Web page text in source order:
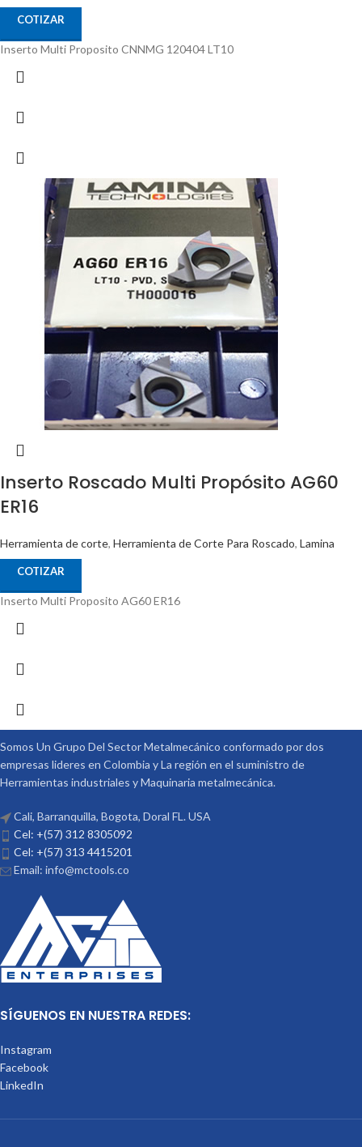
COTIZAR
Inserto Multi Proposito CNNMG 120404 LT10
Inserto Roscado Multi Propósito AG60
ER16
Herramienta de corte, Herramienta de Corte Para Roscado, Lamina
COTIZAR
Inserto Multi Proposito AG60 ER16
Somos Un Grupo Del Sector Metalmecánico conformado por dos
empresas lideres en Colombia y La región en el suministro de
Herramientas industriales y Maquinaria metalmecánica.
Cali, Barranquilla, Bogota, Doral FL. USA
Cel: +(57) 312 8305092
Cel: +(57) 313 4415201
Email: info@mctools.co
SÍGUENOS EN NUESTRA REDES:
Instagram
Facebook
LinkedIn